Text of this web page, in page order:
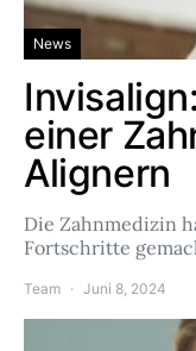
News
einer
Alignern
Die Zahnmedizin
Fortschritte
Team Juni 8, 2024